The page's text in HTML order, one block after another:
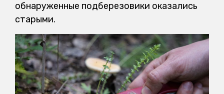
обнаруженные подберезовики оказались
старыми.